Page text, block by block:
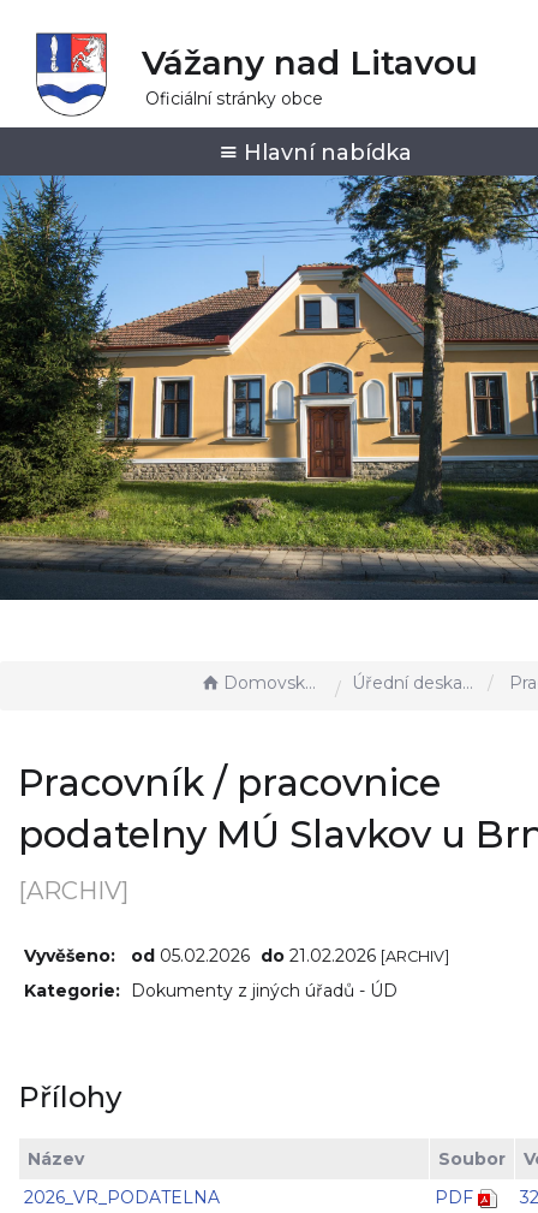
Vážany nad Litavou
Oficiální stránky obce
Hlavní nabídka
Domovská stránka Úřední deska - EÚD Pracovník /
Pracovník / pracovnice
podatelny MÚ Slavkov u
[ARCHIV]
Vyvěšeno: od 05.02.2026 do 21.02.2026 [ARCHIV]
Kategorie: Dokumenty z jiných úřadů - ÚD
Přílohy
Název Soubor
2026_VR_PODATELNA
PDF